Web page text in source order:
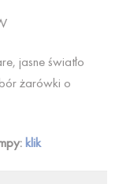
jasne światło
żarówki o
klik